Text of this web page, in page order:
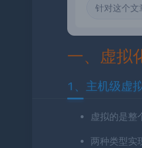
一、虚拟
1、主机级虚
虚拟的是整
两种类型实